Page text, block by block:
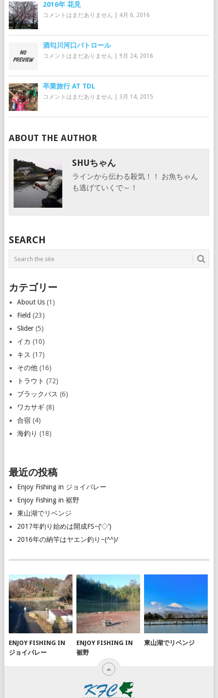
2016年 花見
コメントはまだありません 4月 6, 2016
酒匂川河口パトロール
コメントはまだありません 9月 24, 2016
卒業旅行 AT TDL
コメントはまだありません 3月 14, 2015
ABOUT THE AUTHOR
SHUちゃん
ラインから伝わる殺気！！ お魚ちゃん
も逃げていくで～！
SEARCH
カテゴリー
About Us(1)
Field (23)
Slider(5)
イカ (10)
キス (17)
その他(16)
トラウト (72)
ブラックバス (6)
ワカサギ(8)
合宿(4)
海釣り (18)
最近の投稿
Enjoy Fishing in ジョイバレー
Enjoy Fishing in 裾野
東山湖でリベンジ
2017年釣り始めは開成FS~(‘◇’)ゞ
2016年の納竿はヤエン釣り~(^^)/
ENJOY FISHING IN
ジョイバレー
ENJOY FISHING IN
裾野
東山湖でリベンジ